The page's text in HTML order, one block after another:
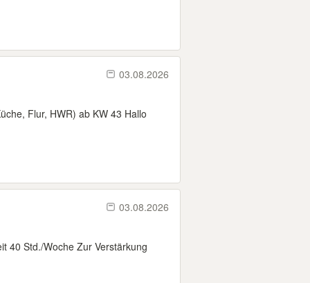
03.08.2026
Flur, HWR) ab KW 43 Hallo
03.08.2026
40 Std./Woche Zur Verstärkung